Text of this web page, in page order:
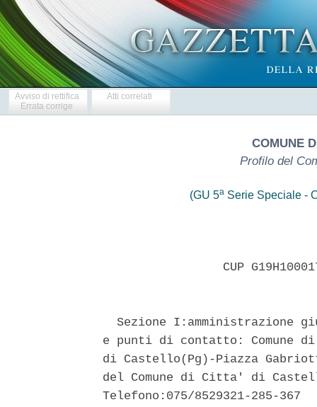
Avviso di rettifica
Errata corrige
Atti correlati
COMUNE
Profilo del
(GU 5a Serie Speciale -
CUP
Sezione I:amministrazione
e punti di contatto: Comune
di Castello(Pg)-Piazza
del Comune di Citta' di
Telefono:075/8529321-285-